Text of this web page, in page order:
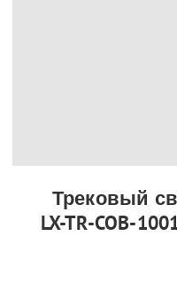
Трековый
LX-TR-COB-